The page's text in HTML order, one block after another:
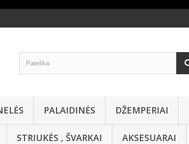
PALAIDINĖS DŽEMPERIAI
STRIUKĖS , ŠVARKAI AKSESUARAI